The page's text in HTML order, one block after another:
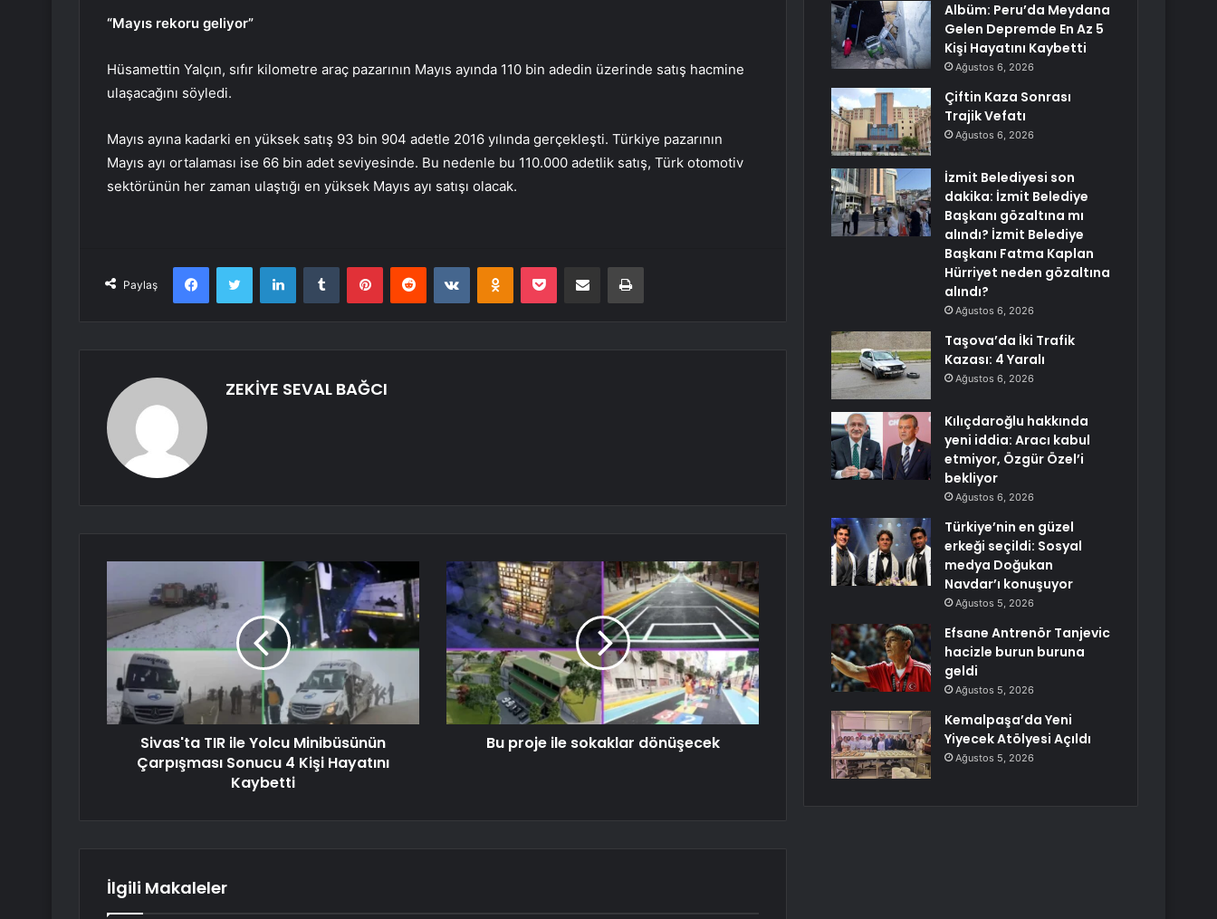
“Mayıs rekoru geliyor”
Hüsamettin Yalçın, sıfır kilometre araç pazarının Mayıs ayında 110 bin adedin üzerinde satış hacmine
ulaşacağını söyledi.
Mayıs ayına kadarki en yüksek satış 93 bin 904 adetle 2016 yılında gerçekleşti. Türkiye pazarının
Mayıs ayı ortalaması ise 66 bin adet seviyesinde. Bu nedenle bu 110.000 adetlik satış, Türk otomotiv
sektörünün her zaman ulaştığı en yüksek Mayıs ayı satışı olacak.
Paylaş
FacebookTwitter LinkedInTumblr PinterestReddit VKontakteOdnoklassniki
Pocket E-Posta ile paylaş Yazdır
ZEKİYE SEVAL BAĞCI
Sivas'ta TIR ile Yolcu Minibüsünün
Çarpışması Sonucu 4 Kişi Hayatını
Kaybetti
Bu proje ile sokaklar dönüşecek
İlgili Makaleler
Albüm: Peru’da Meydana
Gelen Depremde En Az 5
Kişi Hayatını Kaybetti
Ağustos 6, 2026
Çiftin Kaza Sonrası
Trajik Vefatı
Ağustos 6, 2026
İzmit Belediyesi son
dakika: İzmit Belediye
Başkanı gözaltına mı
alındı? İzmit Belediye
Başkanı Fatma Kaplan
Hürriyet neden gözaltına
alındı?
Ağustos 6, 2026
Taşova’da İki Trafik
Kazası: 4 Yaralı
Ağustos 6, 2026
Kılıçdaroğlu hakkında
yeni iddia: Aracı kabul
etmiyor, Özgür Özel’i
bekliyor
Ağustos 6, 2026
Türkiye’nin en güzel
erkeği seçildi: Sosyal
medya Doğukan
Navdar’ı konuşuyor
Ağustos 5, 2026
Efsane Antrenör Tanjevic
hacizle burun buruna
geldi
Ağustos 5, 2026
Kemalpaşa’da Yeni
Yiyecek Atölyesi Açıldı
Ağustos 5, 2026